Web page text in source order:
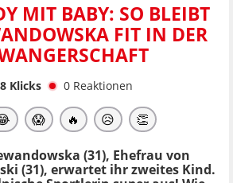
MIT BABY: SO BLEIBT
FIT IN DER
Klicks 0 Reaktionen
😱 🔥 😥 👏
(31), Ehefrau von
(31), erwartet ihr zweites Kind.